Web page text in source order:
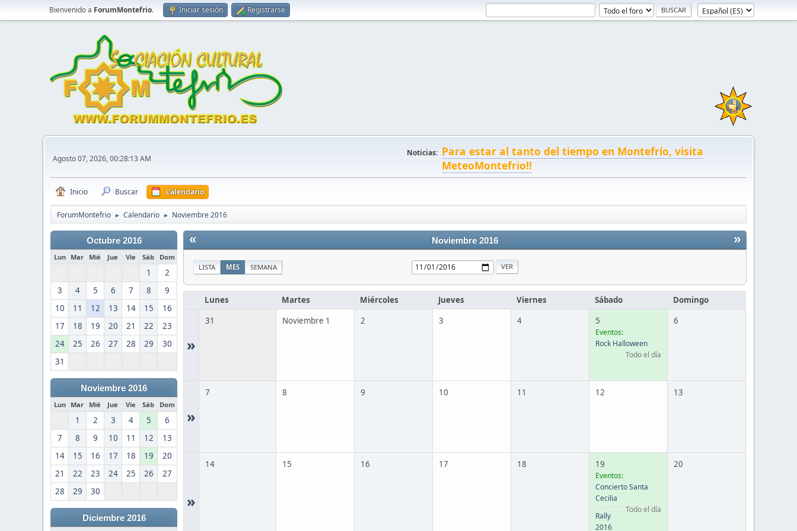
Bienvenido a ForumMontefrio. Iniciar sesión Registrarse
Agosto 07, 2026, 00:28:13 AM
Noticias: Para estar al tanto del tiempo en Montefrío, visita
MeteoMontefrio!!
Inicio Buscar Calendario
ForumMontefrio ► Calendario ► Noviembre 2016
Octubre 2016
Lun Mar Mié Jue Vie Sáb Dom
1
2
3
4 5 6 7 8
9
10
11 12 13 14 15
16
17
18 19 20 21 22
23
24
25 26 27 28 29
30
31
Noviembre 2016
Lun Mar Mié Jue Vie Sáb Dom
1 2 3 4 5
6
7
8 9 10 11 12
13
14
15 16 17 18 19
20
21
22 23 24 25 26
27
28
29 30
Diciembre 2016
« »
Noviembre 2016
LISTA MES SEMANA
Lunes Martes Miércoles Jueves Viernes Sábado Domingo
»
31 Noviembre 1 2 3 4 5
Eventos:
Rock Halloween
Todo el día
6
»
7 8 9 10 11 12 13
»
14 15 16 17 18 19
Eventos:
Concierto Santa
Cecilia
Todo el día
Rally
2016
20